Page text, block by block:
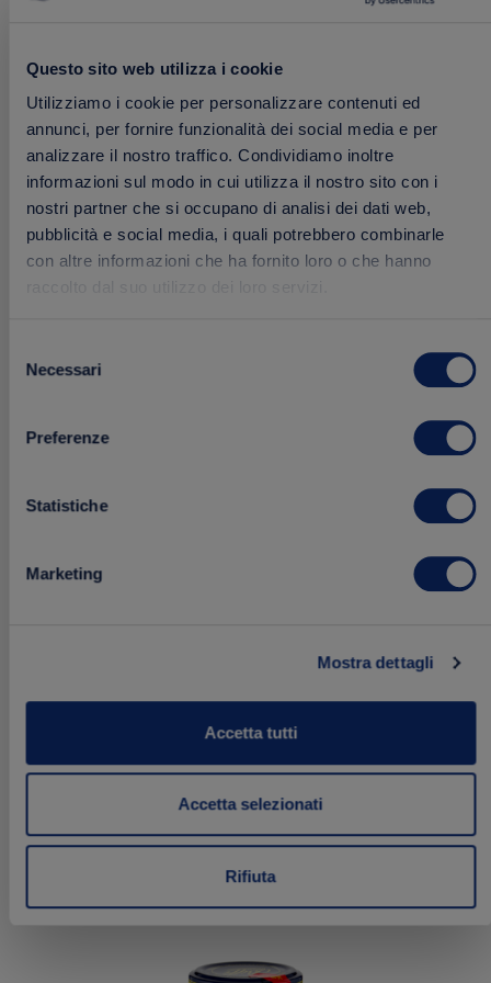
Questo sito web utilizza i cookie
Utilizziamo i cookie per personalizzare contenuti ed
annunci, per fornire funzionalità dei social media e per
analizzare il nostro traffico. Condividiamo inoltre
informazioni sul modo in cui utilizza il nostro sito con i
nostri partner che si occupano di analisi dei dati web,
pubblicità e social media, i quali potrebbero combinarle
con altre informazioni che ha fornito loro o che hanno
delNecessari
Preferenze
Statistiche
Marketing
Mostra dettagli
Accetta tutti
Accetta selezionati
Rifiuta
Salsa Messicana
200 g
2.49 € Acquista
2.49 € Acquista
ai
preferiti